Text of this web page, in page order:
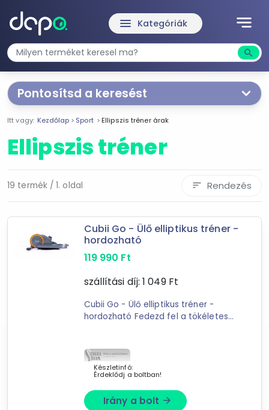
notes
menu Kategóriák
search
Pontosítsd a keresést
Segítünk a keresésben!
Válaszd ki a jellemzőketTe magad!
Ár szűrése
77 120 Ft 2 049 900 Ft
-
Szűrés
Mást is keresel? Válogass a Depo teljes
Itt vagy: Kezdőlap Sport Ellipszis tréner árak
Ellipszis tréner
19 termék / 1. oldal sort Rendezés
Cubii Go - Ülő elliptikus tréner -
hordozható
119 990 Ft
szállítási díj: 1 049Ft
Cubii Go - Ülő elliptikus tréner -
hordozható Fedezd fel a tökéletes
tréner segítségével. Akár ...
Készletinfó:
Érdeklődj a boltban!
Irány a bolt arrow_forward